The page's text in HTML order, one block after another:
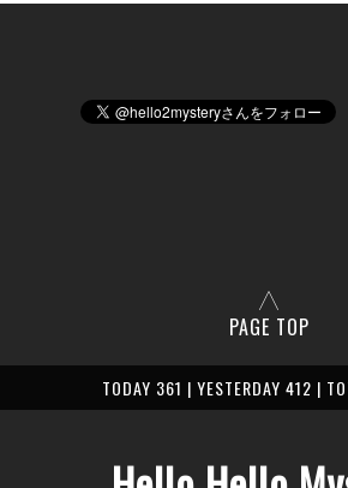
PAGE TOP
TODAY 361 | YESTERDAY 412 |